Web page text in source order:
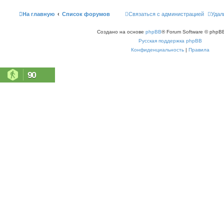
е
На главную Список форумов Связаться с администрацией
Создано на основе phpBB® Forum Software ©
Русская поддержка phpBB
Конфиденциальность | Правила
90